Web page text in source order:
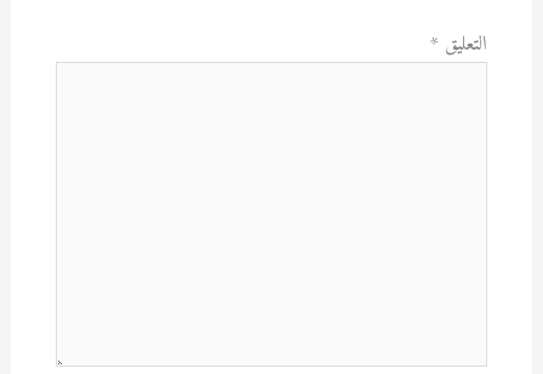
التعليق *